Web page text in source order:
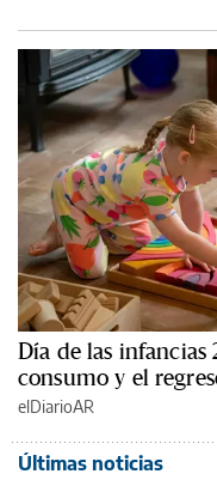
Día de las
consumo y el
elDiarioAR
Últimas noticias